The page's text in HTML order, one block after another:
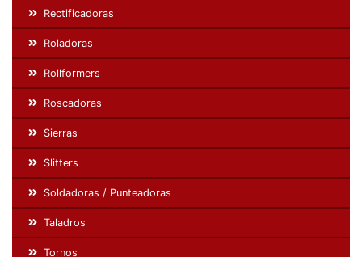
Rectificadoras
Roladoras
Rollformers
Roscadoras
Sierras
Slitters
Soldadoras / Punteadoras
Taladros
Tornos